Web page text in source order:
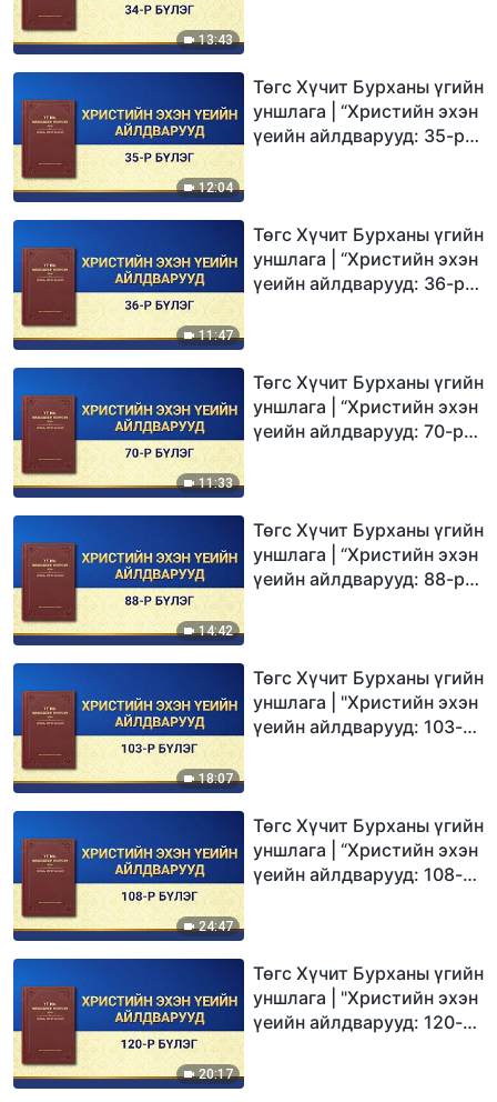
13:43
12:04
Төгс Хүчит Бурханы үгийн
уншлага | “Христийн эхэн
үеийн айлдварууд: 35-р
11:47
Төгс Хүчит Бурханы үгийн
уншлага | “Христийн эхэн
үеийн айлдварууд: 36-р
11:33
Төгс Хүчит Бурханы үгийн
уншлага | “Христийн эхэн
үеийн айлдварууд: 70-р
14:42
Төгс Хүчит Бурханы үгийн
уншлага | “Христийн эхэн
үеийн айлдварууд: 88-р
18:07
Төгс Хүчит Бурханы үгийн
уншлага | "Христийн эхэн
үеийн айлдварууд: 103-р
24:47
Төгс Хүчит Бурханы үгийн
уншлага | “Христийн эхэн
үеийн айлдварууд: 108-р
20:17
Төгс Хүчит Бурханы үгийн
уншлага | "Христийн эхэн
үеийн айлдварууд: 120-р